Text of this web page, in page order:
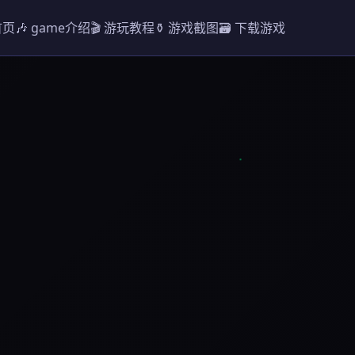
🎶 game介绍🎬 游玩教程⚱️ 游戏截图🗃️ 下载游戏